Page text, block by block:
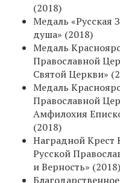
(2018)
Медаль «Русская
душа» (2018)
Медаль
Православной
Святой Церкви»
Медаль
Православной
Амфилохия
(2018)
Наградной Крест
Русской
и Верность» (2018)